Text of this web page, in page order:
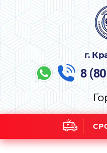
г.
8